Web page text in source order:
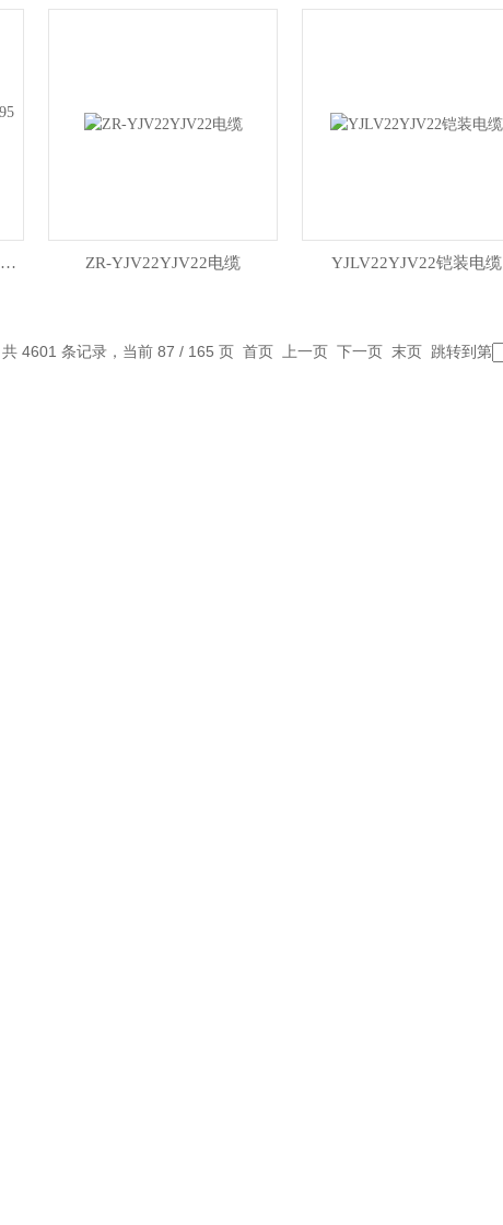
ZR-YJV22YJV22 4*185+1*95电缆 ZR-YJV22YJV22电缆 YJLV22YJV22铠装电缆
共 4601 条记录，当前 87 / 165 页 首页 上一页 下一页 末页 跳转到第